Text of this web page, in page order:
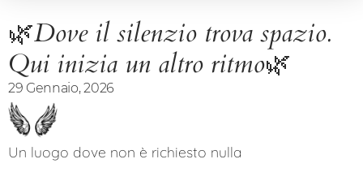
🌿Dove il silenzio trova spazio.
Qui inizia un altro ritmo🌿
29 Gennaio, 2026
Un luogo dove non è richiesto nulla